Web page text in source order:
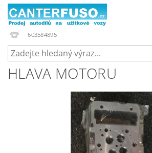
603584895
HLAVA MOTORU